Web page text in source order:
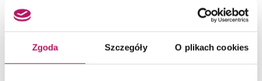
Zgoda Szczegóły O plikach cookies